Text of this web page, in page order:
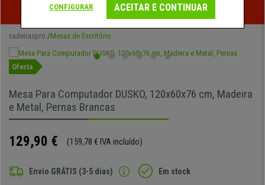
Exclusivos por Tempo Limitado - Ver Promoção
cadeiraspro Mesas de Escritório
Oferta
Mesa Para Computador DUSKO, 120x60x76 cm, Madeira
e Metal, Pernas Brancas
129,90 € (159,78 € IVA incluído)
Envio GRÁTIS (3-5 dias) Em stock
CONFIGURAR ACEITAR E CONTINUAR